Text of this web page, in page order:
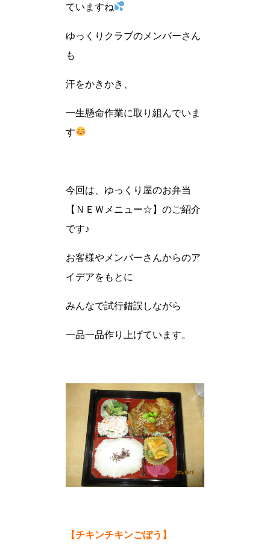
ていますね
ゆっくりクラブのメンバーさん
も
汗をかきかき、
一生懸命作業に取り組んでいま
す
今回は、ゆっくり屋のお弁当
【ＮＥＷメニュー☆】のご紹介
です♪
お客様やメンバーさんからのア
イデアをもとに
みんなで試行錯誤しながら
一品一品作り上げています。
【チキンチキンごぼう】